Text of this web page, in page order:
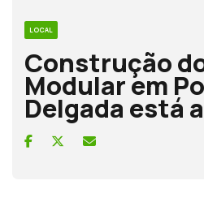
LOCAL
Construção
Modular em
Delgada está